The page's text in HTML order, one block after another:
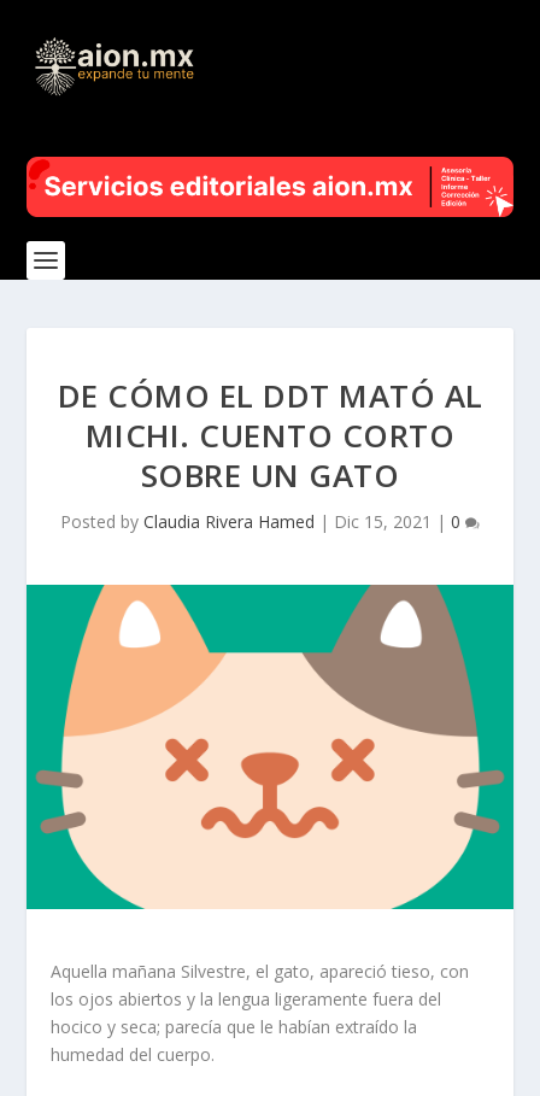
DE CÓMO EL DDT MATÓ AL
MICHI. CUENTO CORTO
SOBRE UN GATO
Posted by Claudia Rivera Hamed | Dic 15, 2021 | 0
Aquella mañana Silvestre, el gato, apareció tieso, con
los ojos abiertos y la lengua ligeramente fuera del
hocico y seca; parecía que le habían extraído la
humedad del cuerpo.